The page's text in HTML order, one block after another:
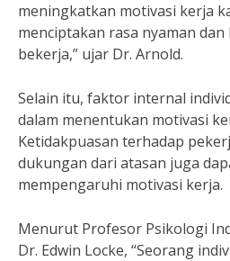
meningkatkan motivasi kerja
menciptakan rasa nyaman dan
bekerja,” ujar Dr. Arnold.
Selain itu, faktor internal
dalam menentukan motivasi
Ketidakpuasan terhadap
dukungan dari atasan juga
mempengaruhi motivasi kerja.
Menurut Profesor Psikologi
Dr. Edwin Locke, “Seorang